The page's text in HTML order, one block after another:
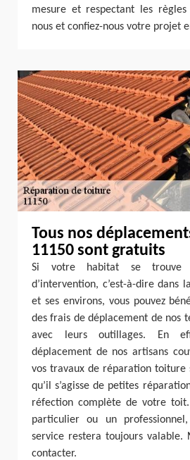
mesure et respectant les règles
nous et confiez-nous votre projet
Tous nos
11150 sont gratuits
Si votre habitat se trouve
d’intervention, c’est-à-dire dans
et ses environs, vous pouvez
des frais de déplacement de nos
avec leurs outillages. En
déplacement de nos artisans
vos travaux de réparation toiture
qu’il s’agisse de petites
réfection complète de votre
particulier ou un
service restera toujours valable.
contacter.